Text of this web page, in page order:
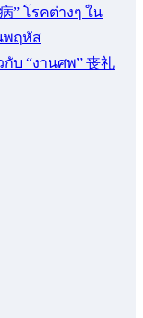
โรคต่างๆ ใน
ฤหัส
“งานศพ” 丧礼